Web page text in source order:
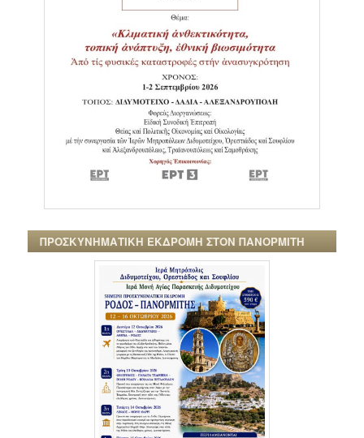
ΠΡΟΣΚΥΝΗΜΑΤΙΚΗ ΕΚΔΡΟΜΗ ΣΤΟΝ ΠΑΝΟΡΜΙΤΗ